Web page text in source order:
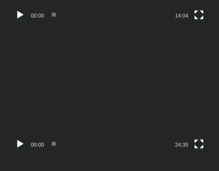
00:00 14:04
00:00 24:35